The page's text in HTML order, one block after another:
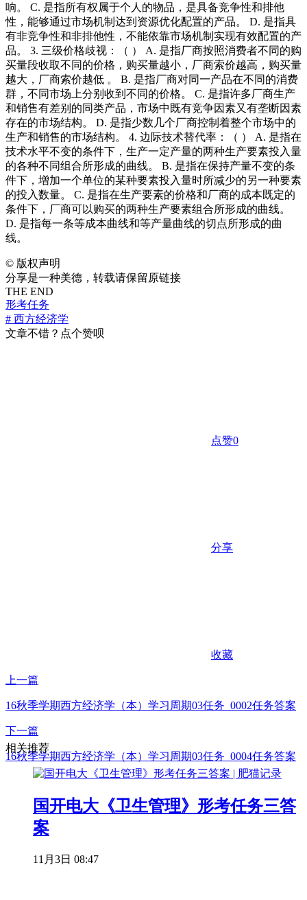
响。 C. 是指所有权属于个人的物品，是具备竞争性和排他
性，能够通过市场机制达到资源优化配置的产品。 D. 是指具
有非竞争性和非排他性，不能依靠市场机制实现有效配置的产
品。 3. 三级价格歧视：（ ） A. 是指厂商按照消费者不同的购
买量段收取不同的价格，购买量越小，厂商索价越高，购买量
越大，厂商索价越低 。 B. 是指厂商对同一产品在不同的消费
群，不同市场上分别收到不同的价格。 C. 是指许多厂商生产
和销售有差别的同类产品，市场中既有竞争因素又有垄断因素
存在的市场结构。 D. 是指少数几个厂商控制着整个市场中的
生产和销售的市场结构。 4. 边际技术替代率：（ ） A. 是指在
技术水平不变的条件下，生产一定产量的两种生产要素投入量
的各种不同组合所形成的曲线。 B. 是指在保持产量不变的条
件下，增加一个单位的某种要素投入量时所减少的另一种要素
的投入数量。 C. 是指在生产要素的价格和厂商的成本既定的
条件下，厂商可以购买的两种生产要素组合所形成的曲线。
D. 是指每一条等成本曲线和等产量曲线的切点所形成的曲
线。
© 版权声明
分享是一种美德，转载请保留原链接
THE END
形考任务
# 西方经济学
文章不错？点个赞呗
点赞0
分享
收藏
上一篇
16秋季学期西方经济学（本）学习周期03任务_0002任务答案
下一篇
16秋季学期西方经济学（本）学习周期03任务_0004任务答案
相关推荐
国开电大《卫生管理》形考任务三答
案
11月3日 08:47